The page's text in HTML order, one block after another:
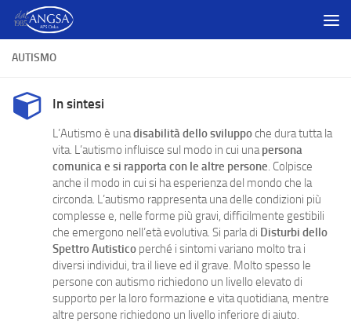
Salta al contenuto
AUTISMO
In sintesi
L’Autismo è unadisabilità dello sviluppoche dura tutta la
vita. L’autismo influisce sul modo in cui unapersona
comunicae si rapporta con le altre persone. Colpisce
anche il modo in cui si ha esperienzadel mondo che la
circonda. L’autismo rappresenta una delle condizioni più
complesse e, nelle forme più gravi, difficilmente gestibili
che emergono nell’età evolutiva. Si parla di Disturbi dello
Spettro Autistico perché i sintomi variano molto tra i
diversi individui, tra il lieve ed il grave. Molto spesso le
persone con autismo richiedono un livello elevato di
supporto per la loro formazione e vita quotidiana, mentre
altre persone richiedono un livello inferiore di aiuto.